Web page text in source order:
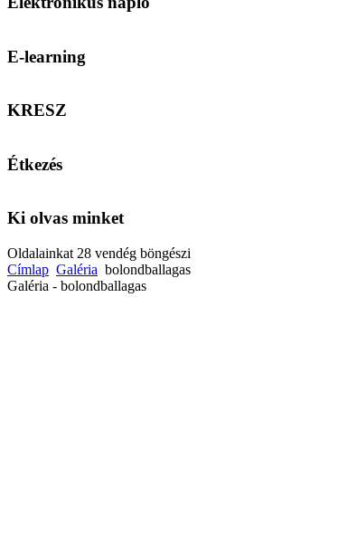
E-learning
KRESZ
Étkezés
Ki olvas minket
Oldalainkat 28 vendég böngészi
Címlap Galéria bolondballagas
Galéria - bolondballagas